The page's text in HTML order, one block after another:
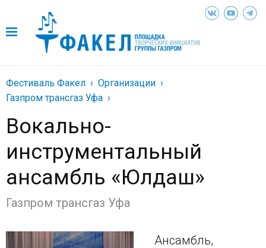
Фестиваль Факел
Организации
Газпром трансгаз Уфа
Вокально-
инструментальный
ансамбль «Юлдаш»
Газпром трансгаз Уфа
Ансамбль,